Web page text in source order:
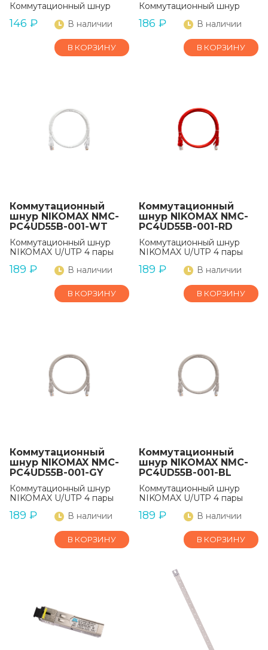
Коммутационный шнур
146 ₽ В наличии
В КОРЗИНУ
Коммутационный шнур
186 ₽ В наличии
В КОРЗИНУ
Коммутационный
шнур NIKOMAX NMC-
PC4UD55B-001-WT
Коммутационный шнур
NIKOMAX U/UTP 4 пары
189 ₽ В наличии
В КОРЗИНУ
Коммутационный
шнур NIKOMAX NMC-
PC4UD55B-001-RD
Коммутационный шнур
NIKOMAX U/UTP 4 пары
189 ₽ В наличии
В КОРЗИНУ
Коммутационный
шнур NIKOMAX NMC-
PC4UD55B-001-GY
Коммутационный шнур
NIKOMAX U/UTP 4 пары
189 ₽ В наличии
В КОРЗИНУ
Коммутационный
шнур NIKOMAX NMC-
PC4UD55B-001-BL
Коммутационный шнур
NIKOMAX U/UTP 4 пары
189 ₽ В наличии
В КОРЗИНУ